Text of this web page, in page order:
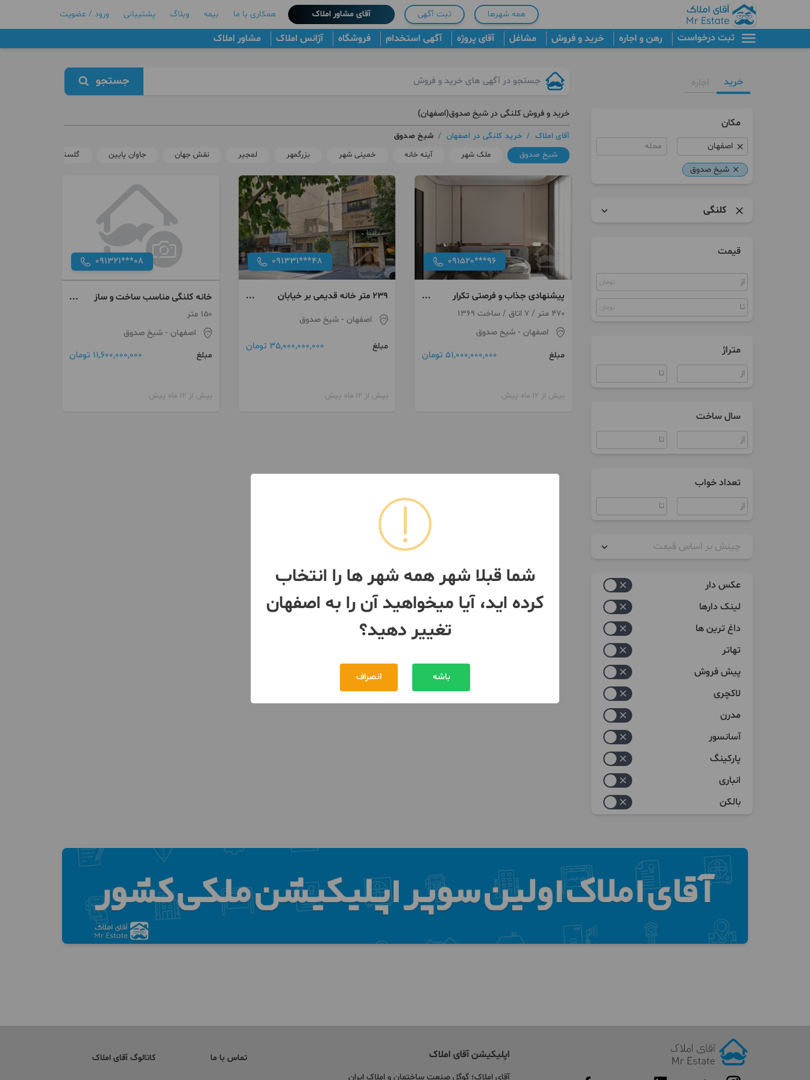
همه شهرها ثبت آگهی آقای مشاور املاک همکاری با ما بیمه وبلاگ پشتیبانی ورود / عضویت
ثبت درخواست رهن و اجاره خرید و فروش مشاغل آقای پروژه آگهی استخدام فروشگاه آژانس املاک مشاور املاک
خرید اجاره
مکان
محله
شیخ صدوق
کلنگی
کلنگی
زمین
سوییت
آپارتمان اداری
مغازه
قیمت
تومان
تومان
متراژ
سال ساخت
تعداد خواب
چینش بر اساس قیمت
عکس دار
لینک دارها
داغ ترین ها
تهاتر
پیش فروش
لاکچری
مدرن
آسانسور
پارکینگ
انباری
بالکن
جستجو
خرید و فروش کلنگی در شیخ صدوق(اصفهان)
آقای املاک / خرید کلنگی در اصفهان / شیخ صدوق
شیخ صدوق
ملک شهر آینه خانه خمینی شهر بزرگمهر لمجیر نقش جهان جاوان پایین گلستان
091520***96
پیشنهادی جذاب و فرصتی تکرار
نشدنی ملک زیر قیمت در خیابان
امام رضا مشهد
470 متر / 7 اتاق / ساخت 1369
اصفهان - شیخ صدوق
مبلغ
51,000,000,000 تومان
بیش از 12 ماه پیش
091331***48
۲۳۹ متر خانه قدیمی بر خیابان
اصفهان- شیخ صدوق
مبلغ 35,000,000,000 تومان
بیش از 12 ماه پیش
091321***08
خانه کلنگی مناسب ساخت و ساز
کاخ سعادت اباد غربی
150 متر
اصفهان - شیخ صدوق
مبلغ
11,600,000,000 تومان
بیش از 12 ماه پیش
اپلیکیشن آقای املاک
آقای املاک؛ گوگل صنعت ساختمان و املاک ایران
تماس با ما کاتالوگ آقای املاک
شما قبلا شهر همه شهر ها را انتخاب
کرده اید، آیا میخواهید آن را به اصفهان
تغییر دهید؟
باشه انصراف